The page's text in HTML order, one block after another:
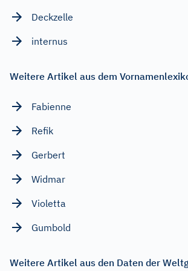
Deckzelle
internus
Weitere Artikel aus dem
Fabienne
Refik
Gerbert
Widmar
Violetta
Gumbold
Weitere Artikel aus den Daten der